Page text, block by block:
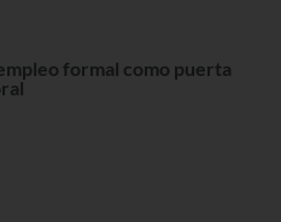
formal como puerta